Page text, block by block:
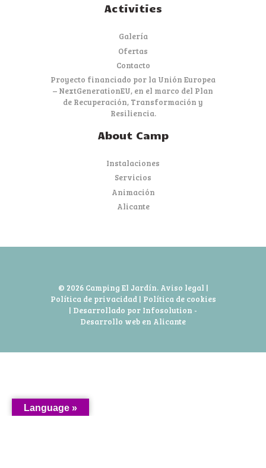
Activities
Galería
Ofertas
Contacto
Proyecto financiado por la Unión Europea
– NextGenerationEU, en el marco del Plan
de Recuperación, Transformación y
Resiliencia.
About Camp
Instalaciones
Servicios
Animación
Alicante
© 2026 Camping El Jardín. Aviso legal |
Política de privacidad| Política de cookies
| Desarrollado por Infosolution -
Desarrollo web en Alicante
Language »